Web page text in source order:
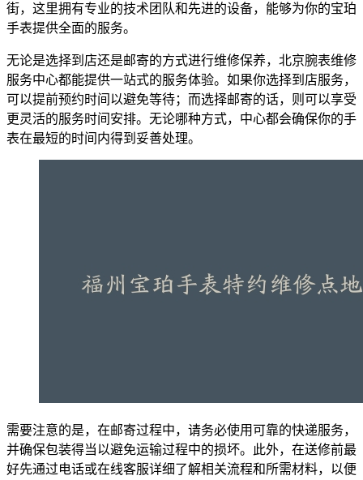
街，这里拥有专业的技术团队和先进的设备，能够为你的宝珀
手表提供全面的服务。
无论是选择到店还是邮寄的方式进行维修保养，北京腕表维修
服务中心都能提供一站式的服务体验。如果你选择到店服务，
可以提前预约时间以避免等待；而选择邮寄的话，则可以享受
更灵活的服务时间安排。无论哪种方式，中心都会确保你的手
表在最短的时间内得到妥善处理。
需要注意的是，在邮寄过程中，请务必使用可靠的快递服务，
并确保包装得当以避免运输过程中的损坏。此外，在送修前最
好先通过电话或在线客服详细了解相关流程和所需材料，以便